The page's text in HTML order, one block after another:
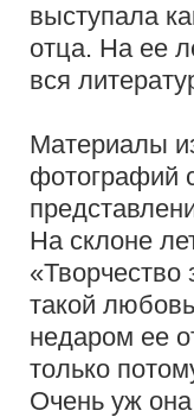
выступала
отца. На ее
вся
Материалы
фотографий
На склоне
такой
недаром ее
только
Очень уж